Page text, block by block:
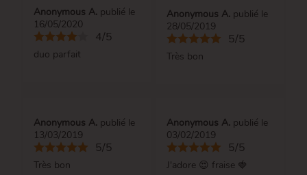
Anonymous A. publié le
16/05/2020
4/5
duo parfait
Anonymous A. publié le
28/05/2019
5/5
Très bon
Anonymous A. publié le
13/03/2019
5/5
Très bon
Anonymous A. publié le
03/02/2019
5/5
J'adore 😍 fraise 🍓